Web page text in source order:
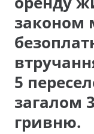
законом
5
загалом
гривню.